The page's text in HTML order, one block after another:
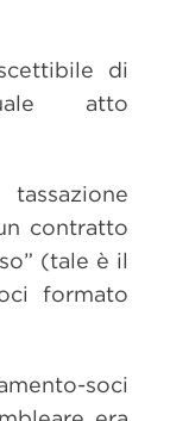
di
atto
contratto
(tale è il
formato
soci